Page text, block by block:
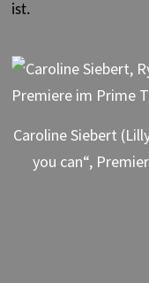
ist.
Caroline Siebert
you can“,